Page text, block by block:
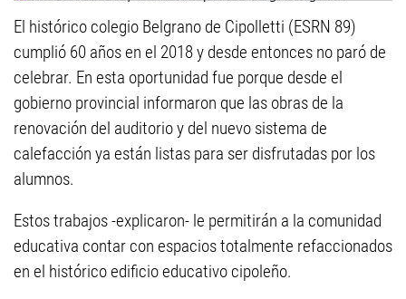
El histórico colegio Belgrano de Cipolletti (ESRN 89)
cumplió 60 años en el 2018 y desde entonces no paró de
celebrar. En esta oportunidad fue porque desde el
gobierno provincial informaron que las obras de la
renovación del auditorio y del nuevo sistema de
calefacción ya están listas para ser disfrutadas por los
alumnos.
Estos trabajos -explicaron- le permitirán a la comunidad
educativa contar con espacios totalmente refaccionados
en el histórico edificio educativo cipoleño.